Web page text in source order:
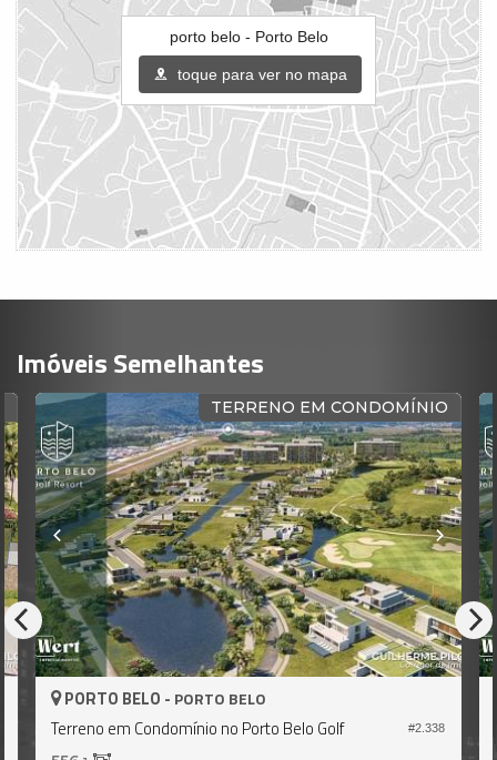
porto belo - Porto Belo
toque para ver no mapa
Imóveis Semelhantes
TERRENO EM CONDOMÍNIO
#2.338
BELO -PORTO BELO
em Condomínio no Porto Belo Golf
Terreno